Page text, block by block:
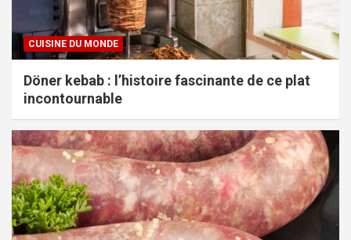
CUISINE DU MONDE
Döner kebab : l’histoire fascinante de ce plat
incontournable